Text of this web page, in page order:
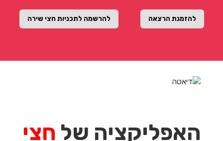
להזמנת הרצאה להרשמה לתכניות חצי שירה
האפליקציה של חצי